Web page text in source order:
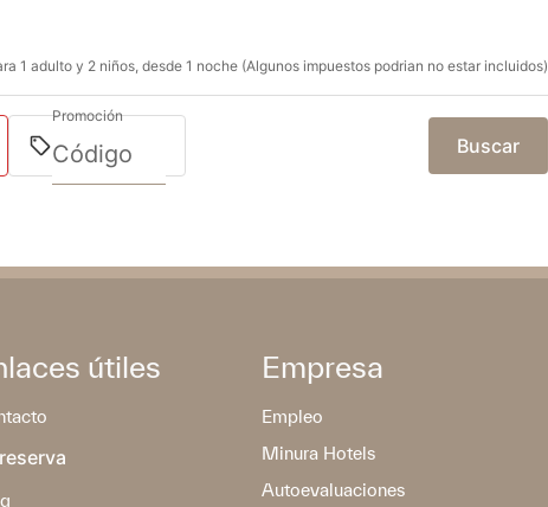
1 adulto y 2 niños, desde 1 noche (Algunos impuestos podrian no estar incluidos)
Promoción
Buscar
útiles Empresa
Empleo
Minura Hotels
Autoevaluaciones